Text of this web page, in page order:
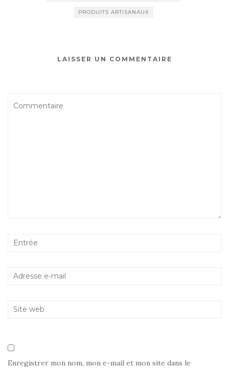
PRODUITS ARTISANAUX
LAISSER UN COMMENTAIRE
Enregistrer mon nom, mon e-mail et mon site dans le